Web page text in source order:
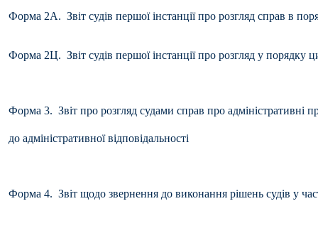
Форма 2А. Звіт судів першої інстанції про розгляд справ в
Форма 2Ц. Звіт судів першої інстанції про розгляд у порядку
Форма 3. Звіт про розгляд судами справ про адміністративні
до адміністративної відповідальності
Форма 4. Звіт щодо звернення до виконання рішень судів у